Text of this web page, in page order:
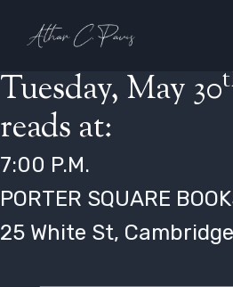
Tuesday, May 30
reads at:
7:00 P.M.
PORTER SQUARE
25 White St,